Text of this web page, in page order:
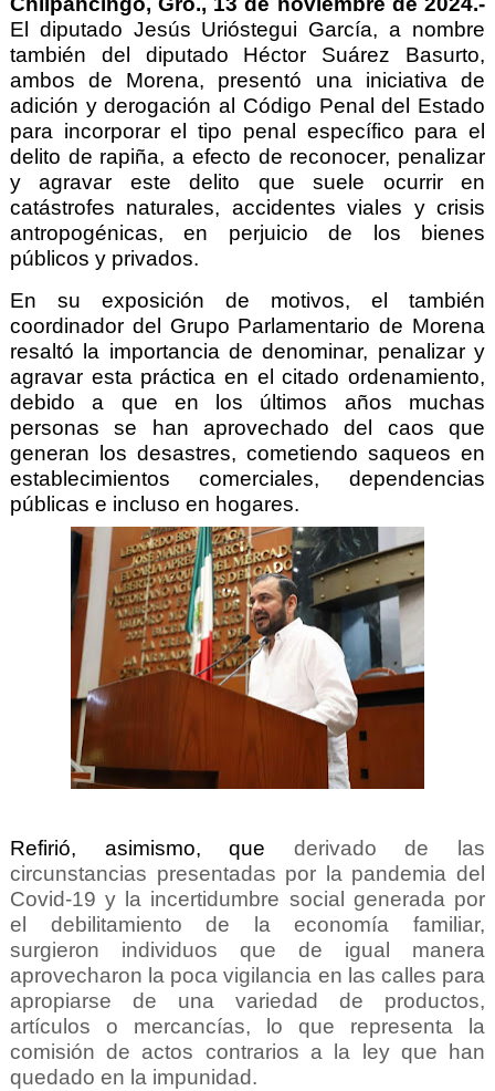
El diputado Jesús Urióstegui García, a nombre
también del diputado Héctor Suárez Basurto,
ambos de Morena, presentó una iniciativa de
adición y derogación al Código Penal del Estado
para incorporar el tipo penal específico para el
delito de rapiña, a efecto de reconocer, penalizar
y agravar este delito que suele ocurrir en
catástrofes naturales, accidentes viales y crisis
antropogénicas, en perjuicio de los bienes
públicos y privados.
En su exposición de motivos, el también
coordinador del Grupo Parlamentario de Morena
resaltó la importancia de denominar, penalizar y
agravar esta práctica en el citado ordenamiento,
debido a que en los últimos años muchas
personas se han aprovechado del caos que
generan los desastres, cometiendo saqueos en
establecimientos comerciales, dependencias
públicas e incluso en hogares.
Refirió, asimismo, que derivado de las
circunstancias presentadas por la pandemia del
Covid-19 y la incertidumbre social generada por
el debilitamiento de la economía familiar,
surgieron individuos que de igual manera
aprovecharon la poca vigilancia en las calles para
apropiarse de una variedad de productos,
artículos o mercancías, lo que representa la
comisión de actos contrarios a la ley que han
quedado en la impunidad.